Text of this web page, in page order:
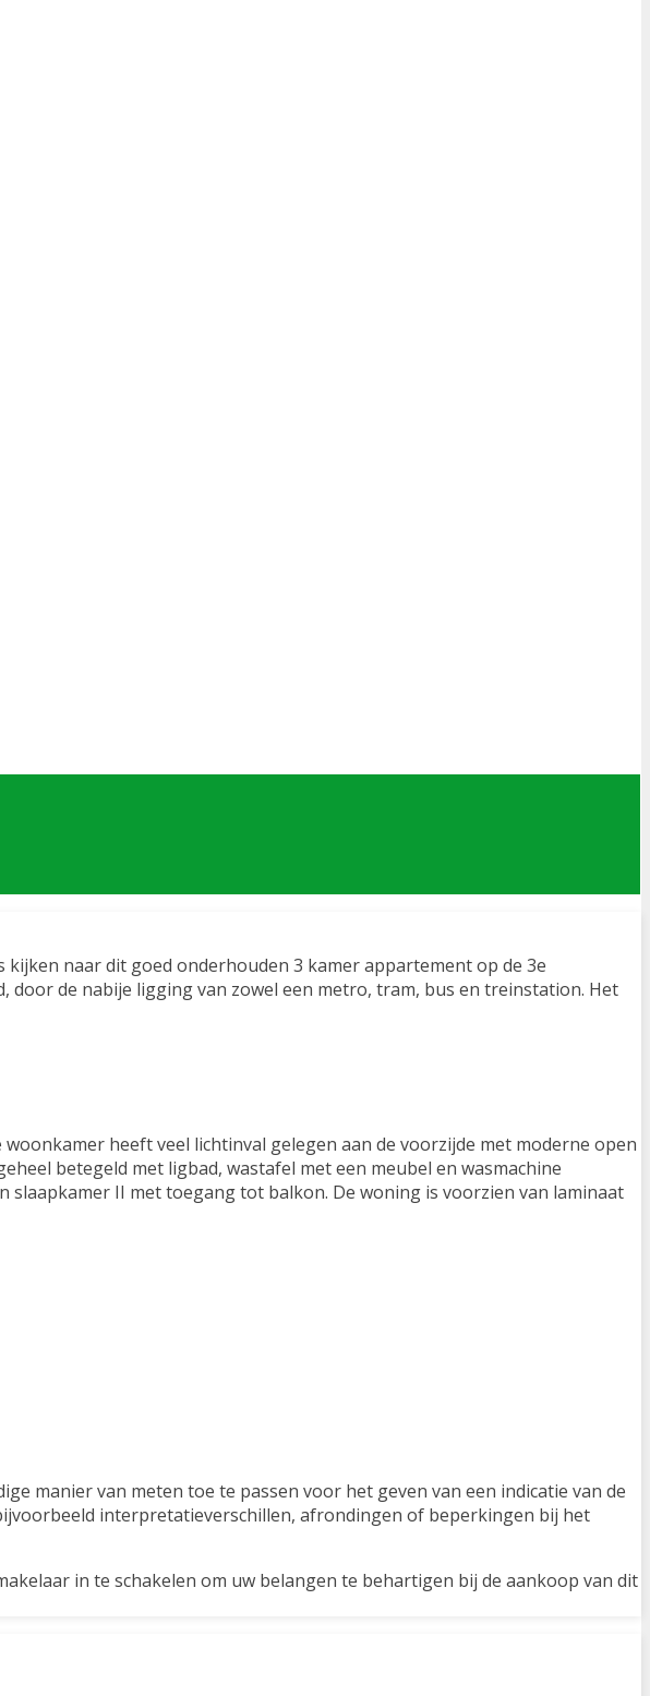
naar dit goed onderhouden 3 kamer appartement op de 3e
de nabije ligging van zowel een metro, tram, bus en treinstation. Het
heeft veel lichtinval gelegen aan de voorzijde met moderne open
betegeld met ligbad, wastafel met een meubel en wasmachine
II met toegang tot balkon. De woning is voorzien van laminaat
manier van meten toe te passen voor het geven van een indicatie van de
interpretatieverschillen, afrondingen of beperkingen bij het
in te schakelen om uw belangen te behartigen bij de aankoop van dit